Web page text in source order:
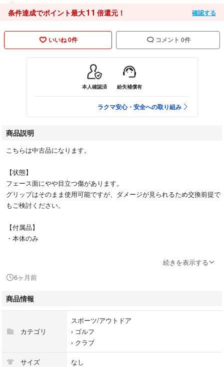
条件達成でポイント最大11 倍還元！ 確認する
いいね 0件 コメント 0件
本人確認済 紛失補償有
ラクマ安心・安全への取り組み
商品説明
こちらは中古品になります。
【状態】
フェース面にやや目立つ傷があります。
グリップはそのまま使用可能ですが、ダメージが見られるため交換前提で
もご検討ください。
【付属品】
・本体のみ
・ロフト角：15°
・右利き用
・高弾道でボールが上がりやすく、FWが苦手な方にも扱いやすいモデル
です
・飛距離性能に定評のあるeggシリーズ
・ティーショット用クラブとしても使いやすい3Wです
続きを表示する
6ヶ月前
商品情報
カテゴリ
スポーツ/アウトドア
› ゴルフ
› クラブ
サイズ なし